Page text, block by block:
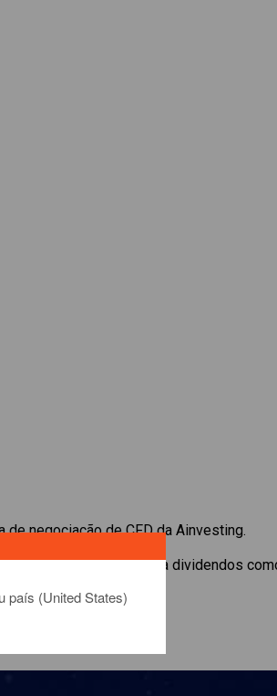
negociação de CFD da Ainvesting.
em tempo real e receba dividendos
favor,click here
país (United States)